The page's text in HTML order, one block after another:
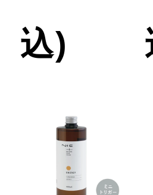
ク
込)